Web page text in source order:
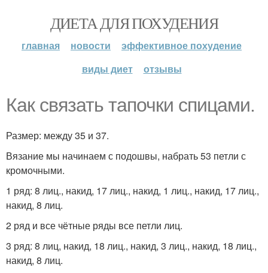
ДИЕТА ДЛЯ ПОХУДЕНИЯ
главная новости
эффективное похудение
виды диет
отзывы
Как связать тапочки спицами.
Размер: между 35 и 37.
Вязание мы начинаем с подошвы, набрать 53 петли с
кромочными.
1 ряд: 8 лиц., накид, 17 лиц., накид, 1 лиц., накид, 17 лиц.,
накид, 8 лиц.
2 ряд и все чётные ряды все петли лиц.
3 ряд: 8 лиц, накид, 18 лиц., накид, 3 лиц., накид, 18 лиц.,
накид, 8 лиц.